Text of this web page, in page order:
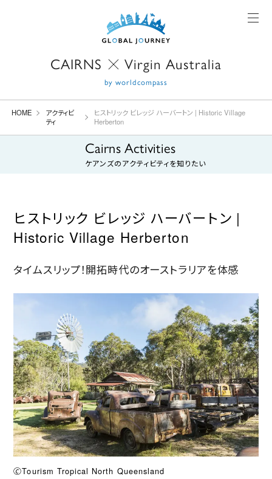
CAIRNS X Virgin Australia
by worldcompass
HOME
アクティビ
ティ
ヒストリック ビレッジ ハーバートン | Historic Village
Herberton
Cairns Activities
ケアンズのアクティビティを知りたい
ヒストリック ビレッジ ハーバートン |
Historic Village Herberton
タイムスリップ！開拓時代のオーストラリアを体感
🄫Tourism Tropical North Queensland